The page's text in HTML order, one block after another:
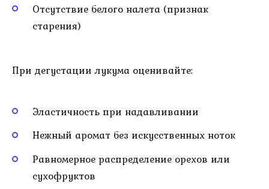
Отсутствие белого налета (признак
старения)
При дегустации лукума оценивайте:
Эластичность при надавливании
Нежный аромат без искусственных ноток
Равномерное распределение орехов или
сухофруктов